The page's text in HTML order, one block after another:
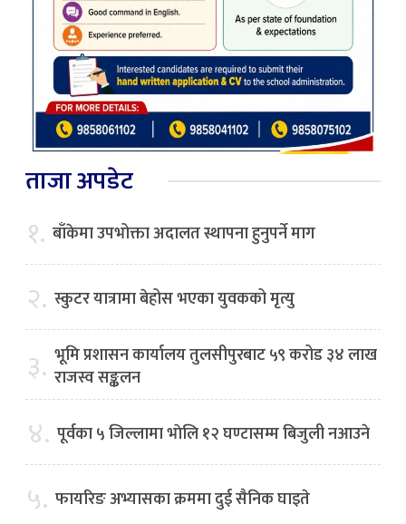
ताजा अपडेट
१. बाँकेमा उपभोक्ता अदालत स्थापना हुनुपर्ने माग
२. स्कुटर यात्रामा बेहोस भएका युवकको मृत्यु
३. भूमि प्रशासन कार्यालय तुलसीपुरबाट ५९ करोड ३४ लाख
राजस्व सङ्कलन
४. पूर्वका ५ जिल्लामा भाेलि १२ घण्टासम्म बिजुली नआउने
५. फायरिङ अभ्यासका क्रममा दुई सैनिक घाइते